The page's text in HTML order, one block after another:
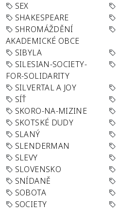
SEX
SHAKESPEARE
SHROMÁŽDĚNÍ
AKADEMICKÉ OBCE
SIBYLA
SILESIAN-SOCIETY-
FOR-SOLIDARITY
SILVERTAL A JOY
SÍŤ
SKORO-NA-MIZINE
SKOTSKÉ DUDY
SLANÝ
SLENDERMAN
SLEVY
SLOVENSKO
SNÍDANĚ
SOBOTA
SOCIETY